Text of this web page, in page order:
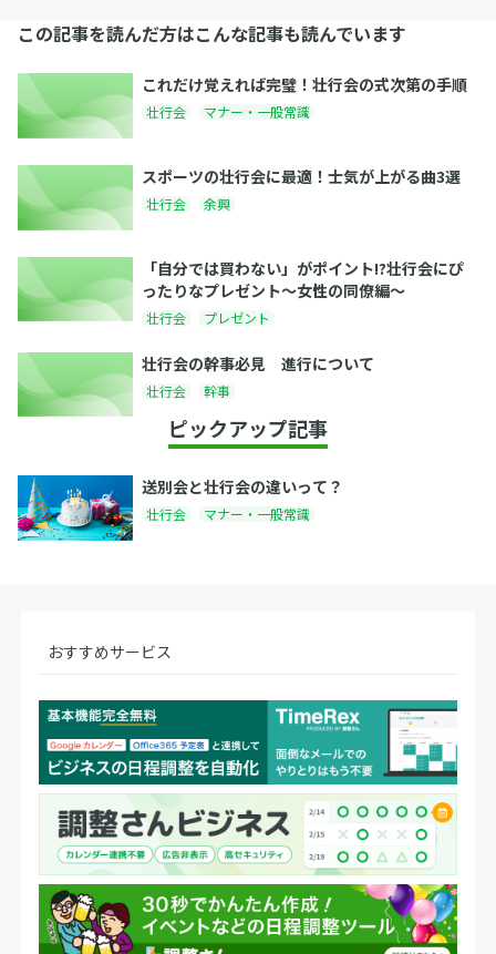
この記事を読んだ方はこんな記事も読んでいます
これだけ覚えれば完璧！壮行会の式次第の手順
壮行会 マナー・一般常識
スポーツの壮行会に最適！士気が上がる曲3選
壮行会 余興
「自分では買わない」がポイント!?壮行会にぴ
ったりなプレゼント～女性の同僚編～
壮行会 プレゼント
壮行会の幹事必見 進行について
壮行会 幹事
ピックアップ記事
送別会と壮行会の違いって？
壮行会 マナー・一般常識
おすすめサービス